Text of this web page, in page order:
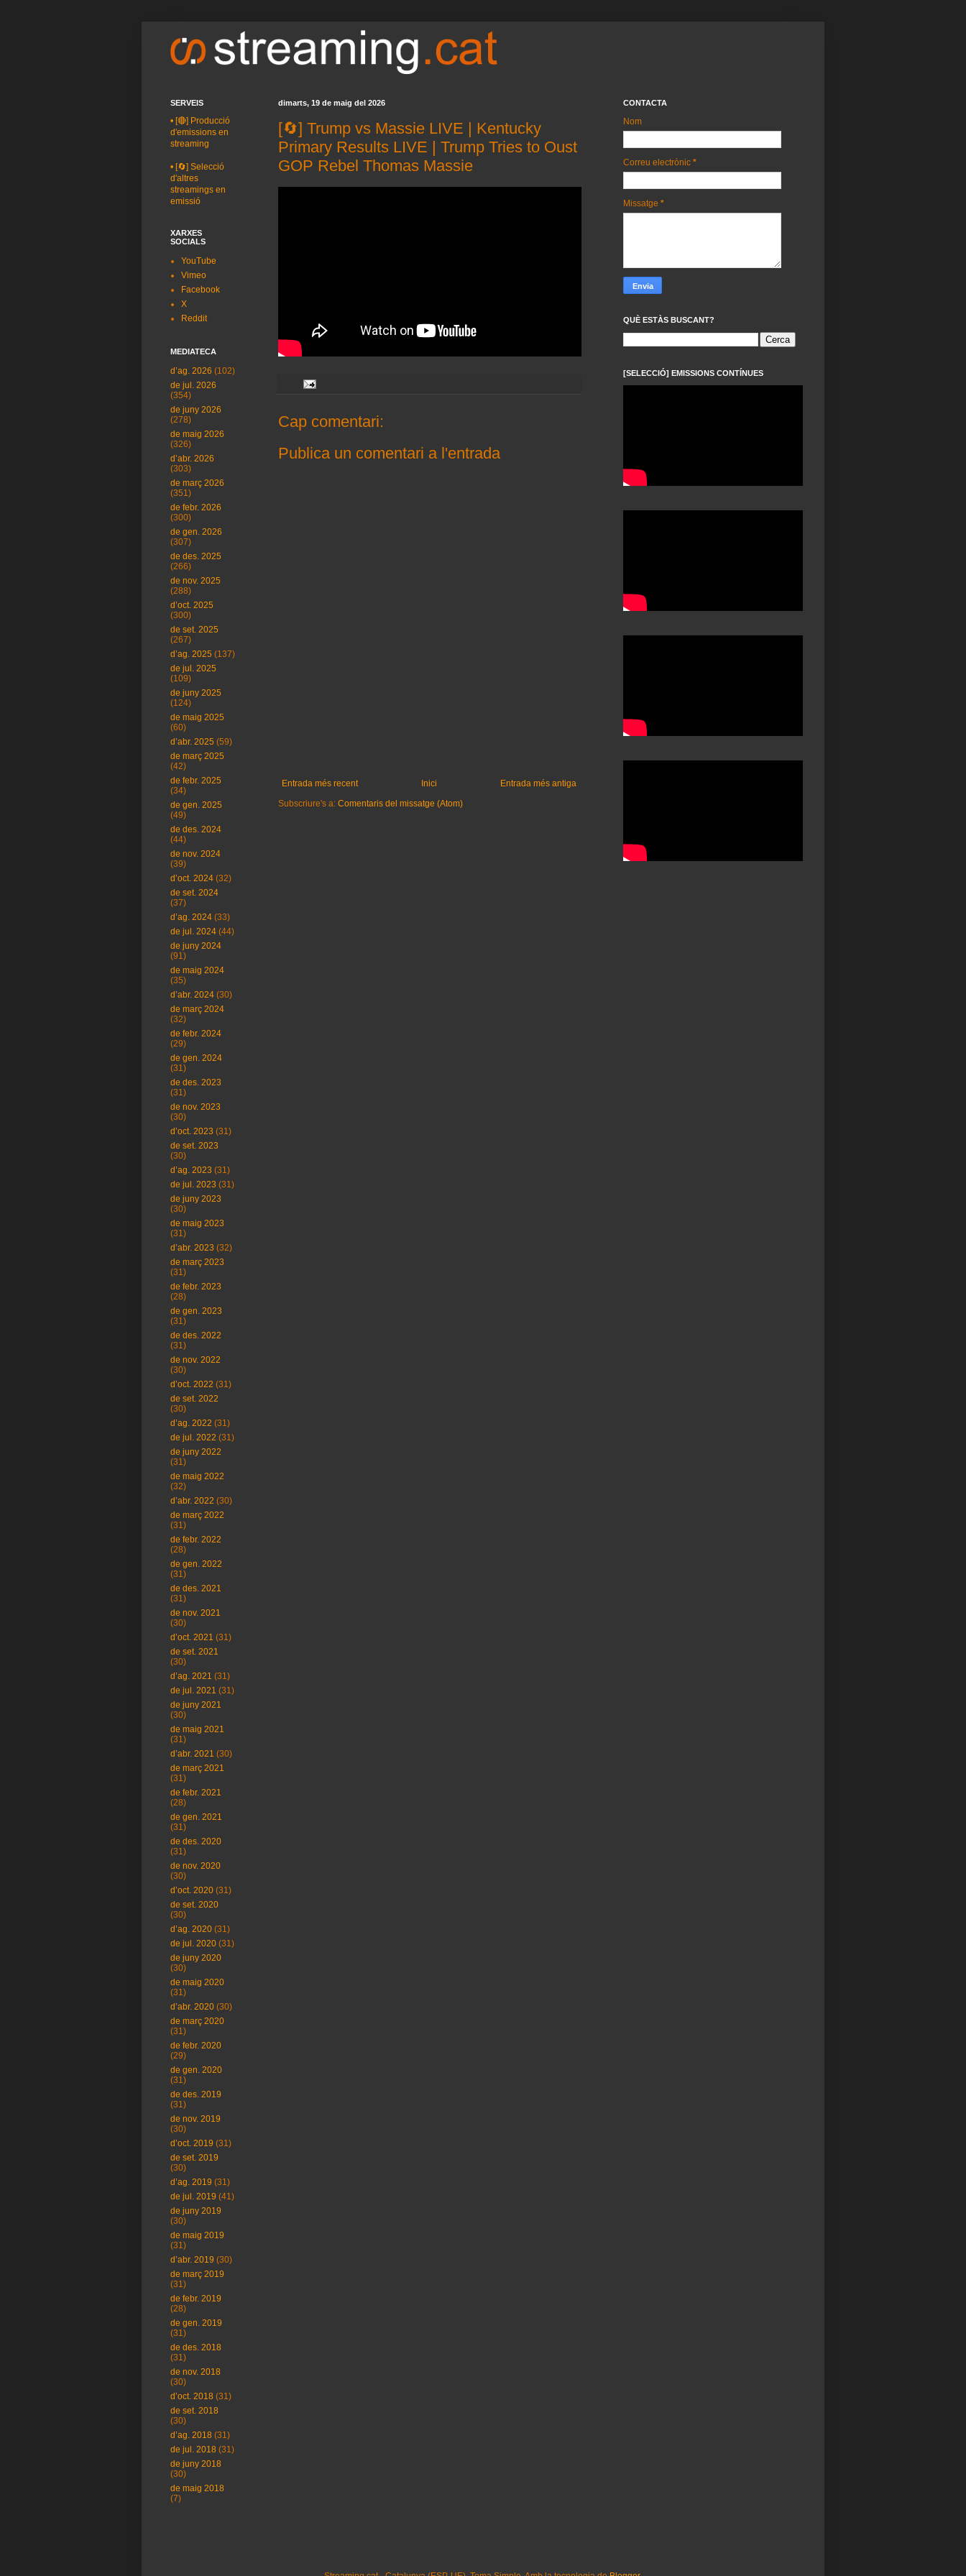
dimarts, 19 de maig del 2026
[🔄] Trump vs Massie LIVE | Kentucky
Primary Results LIVE | Trump Tries to Oust
GOP Rebel Thomas Massie
Cap comentari:
Publica un comentari a l'entrada
Entrada més recent Entrada més antiga
Inici
Subscriure's a: Comentaris del missatge (Atom)
SERVEIS
• [🔴] Producció
d'emissions en
streaming
• [🔄] Selecció
d'altres
streamings en
emissió
XARXES
SOCIALS
YouTube
Vimeo
Facebook
X
Reddit
MEDIATECA
d’ag. 2026 (102)
de jul. 2026
(354)
de juny 2026
(278)
de maig 2026
(326)
d’abr. 2026
(303)
de març 2026
(351)
de febr. 2026
(300)
de gen. 2026
(307)
de des. 2025
(266)
de nov. 2025
(288)
d’oct. 2025
(300)
de set. 2025
(267)
d’ag. 2025 (137)
de jul. 2025
(109)
de juny 2025
(124)
de maig 2025
(60)
d’abr. 2025 (59)
de març 2025
(42)
de febr. 2025
(34)
de gen. 2025
(49)
de des. 2024
(44)
de nov. 2024
(39)
d’oct. 2024 (32)
de set. 2024
(37)
d’ag. 2024 (33)
de jul. 2024 (44)
de juny 2024
(91)
de maig 2024
(35)
d’abr. 2024 (30)
de març 2024
(32)
de febr. 2024
(29)
de gen. 2024
(31)
de des. 2023
(31)
de nov. 2023
(30)
d’oct. 2023 (31)
de set. 2023
(30)
d’ag. 2023 (31)
de jul. 2023 (31)
de juny 2023
(30)
de maig 2023
(31)
d’abr. 2023 (32)
de març 2023
(31)
de febr. 2023
(28)
de gen. 2023
(31)
de des. 2022
(31)
de nov. 2022
(30)
d’oct. 2022 (31)
de set. 2022
(30)
d’ag. 2022 (31)
de jul. 2022 (31)
de juny 2022
(31)
de maig 2022
(32)
d’abr. 2022 (30)
de març 2022
(31)
de febr. 2022
(28)
de gen. 2022
(31)
de des. 2021
(31)
de nov. 2021
(30)
d’oct. 2021 (31)
de set. 2021
(30)
d’ag. 2021 (31)
de jul. 2021 (31)
de juny 2021
(30)
de maig 2021
(31)
d’abr. 2021 (30)
de març 2021
(31)
de febr. 2021
(28)
de gen. 2021
(31)
de des. 2020
(31)
de nov. 2020
(30)
d’oct. 2020 (31)
de set. 2020
(30)
d’ag. 2020 (31)
de jul. 2020 (31)
de juny 2020
(30)
de maig 2020
(31)
d’abr. 2020 (30)
de març 2020
(31)
de febr. 2020
(29)
de gen. 2020
(31)
de des. 2019
(31)
de nov. 2019
(30)
d’oct. 2019 (31)
de set. 2019
(30)
d’ag. 2019 (31)
de jul. 2019 (41)
de juny 2019
(30)
de maig 2019
(31)
d’abr. 2019 (30)
de març 2019
(31)
de febr. 2019
(28)
de gen. 2019
(31)
de des. 2018
(31)
de nov. 2018
(30)
d’oct. 2018 (31)
de set. 2018
(30)
d’ag. 2018 (31)
de jul. 2018 (31)
de juny 2018
(30)
de maig 2018
(7)
CONTACTA
Nom
Correu electrònic *
Missatge *
QUÈ ESTÀS BUSCANT?
[SELECCIÓ] EMISSIONS CONTÍNUES